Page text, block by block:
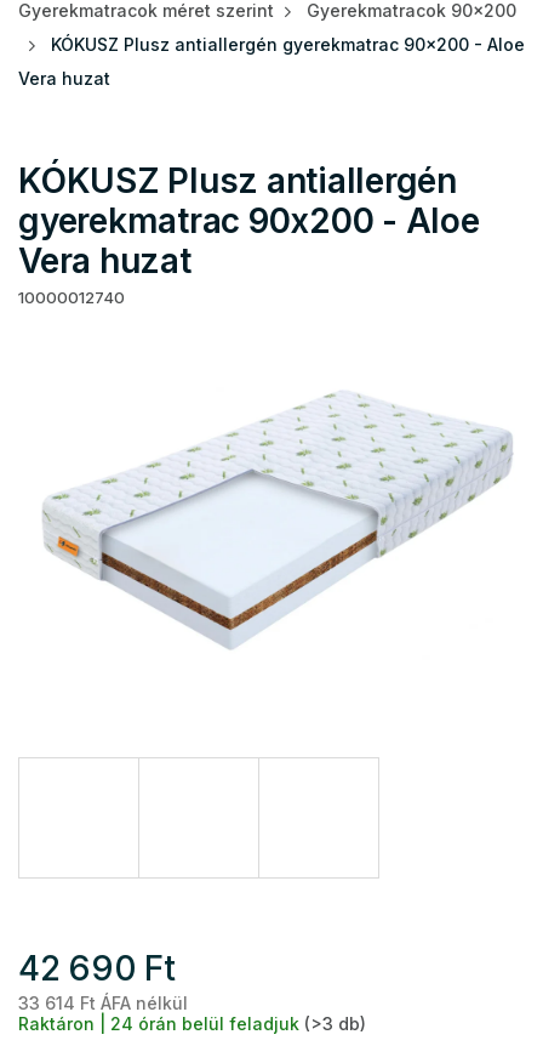
Gyerekmatracok méret szerint
Gyerekmatracok 90x200
KÓKUSZ Plusz antiallergén gyerekmatrac 90x200 - Aloe
Vera huzat
KÓKUSZ Plusz antiallergén
gyerekmatrac 90x200 - Aloe
Vera huzat
10000012740
42 690 Ft
33 614 Ft ÁFA nélkül
Raktáron | 24 órán belül feladjuk (>3 db)